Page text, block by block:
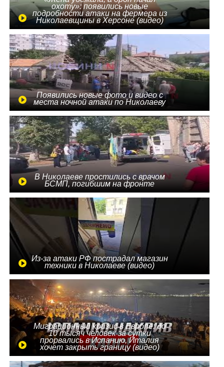
охоту»: появились новые
подробности атаки на фермера из
Николаевщины в Херсоне (видео)
Появились новые фото и видео с
места ночной атаки по Николаеву
В Николаеве простились с врачом
БСМП, погибшим на фронте
Из-за атаки РФ пострадал магазин
техники в Николаеве (видео)
Миграционный кризис в Европе: до
10 тысяч человек за сутки
прорвались в Испанию, Италия
хочет закрыть границу (видео)